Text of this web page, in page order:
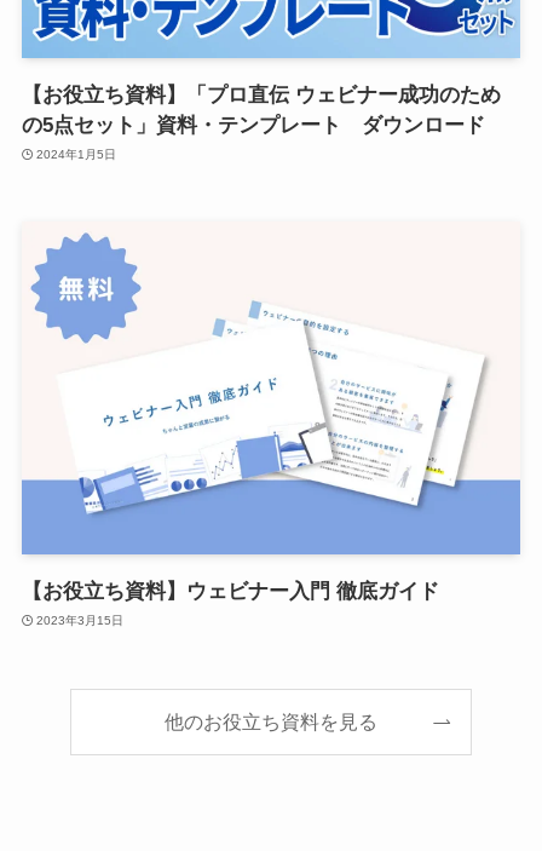
【お役立ち資料】「プロ直伝 ウェビナー成功のため
の5点セット」資料・テンプレート ダウンロード
2024年1月5日
【お役立ち資料】ウェビナー入門 徹底ガイド
2023年3月15日
他のお役立ち資料を見る